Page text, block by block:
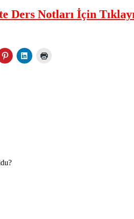
Ders Notları İçin